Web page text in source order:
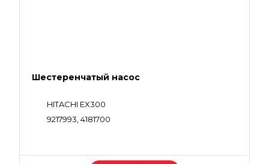
Шестеренчатый насос
HITACHI EX300
9217993, 4181700